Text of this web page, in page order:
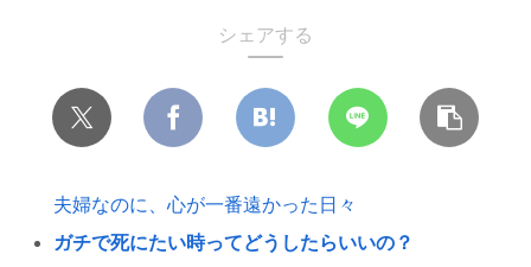
シェアする
夫婦なのに、心が一番遠かった日々
ガチで死にたい時ってどうしたらいいの？